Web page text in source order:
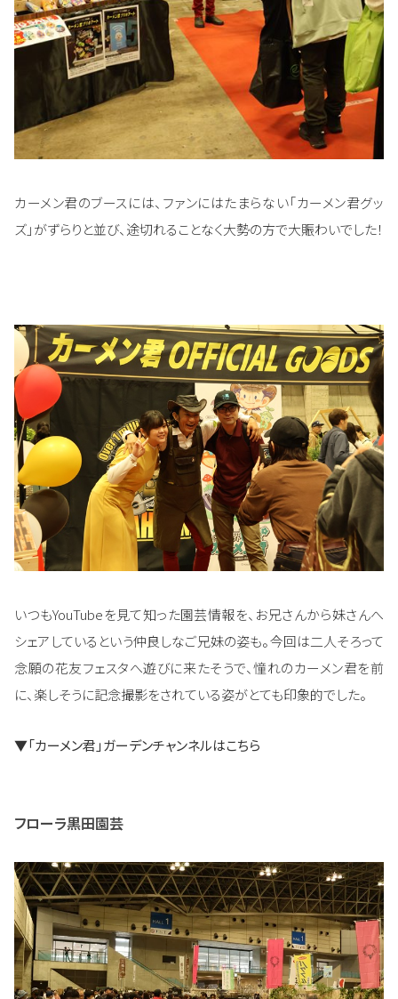
カーメン君のブースには、ファンにはたまらない「カーメン君グッ
ズ」がずらりと並び、途切れることなく大勢の方で大賑わいでした！
いつもYouTubeを見て知った園芸情報を、お兄さんから妹さんへ
シェアしているという仲良しなご兄妹の姿も。今回は二人そろって
念願の花友フェスタへ遊びに来たそうで、憧れのカーメン君を前
に、楽しそうに記念撮影をされている姿がとても印象的でした。
▼「カーメン君」ガーデンチャンネルはこちら
フローラ黒田園芸